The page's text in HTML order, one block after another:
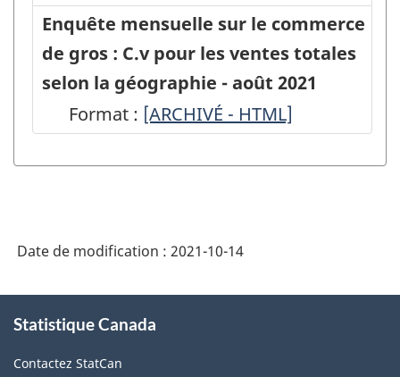
sur
le
commerce
de
gros
(mensuelle)
de
Enquête mensuelle sur le commerce
de gros : C.v pour les ventes totales
selon la géographie - août 2021
Format : Enquête
sur
de
gros
:
[ARCHIVÉ - HTML]
Date de modification : 2021-10-14
propos
ce
Statistique Canada
Contactez StatCan